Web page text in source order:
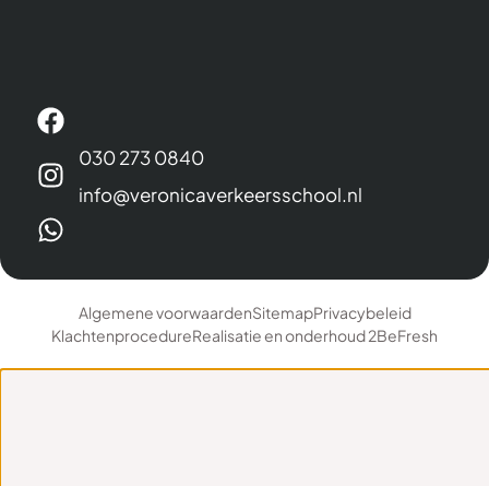
030 273 0840
info@veronicaverkeersschool.nl
Algemene voorwaardenSitemapPrivacybeleid
KlachtenprocedureRealisatie en onderhoud 2BeFresh